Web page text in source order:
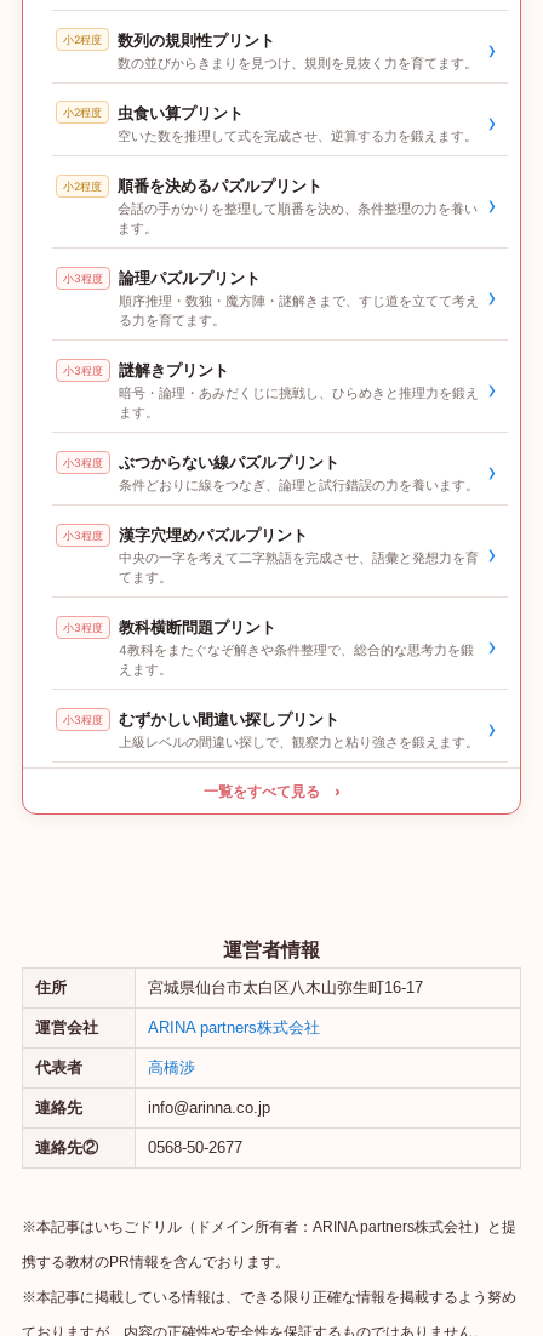
小2程度 数列の規則性プリント
数の並びからきまりを見つけ、規則を見抜く力を育てます。 ›
小2程度 虫食い算プリント
空いた数を推理して式を完成させ、逆算する力を鍛えます。 ›
小2程度 順番を決めるパズルプリント
会話の手がかりを整理して順番を決め、条件整理の力を養い
ます。
›
小3程度 論理パズルプリント
順序推理・数独・魔方陣・謎解きまで、すじ道を立てて考え
る力を育てます。
›
小3程度 謎解きプリント
暗号・論理・あみだくじに挑戦し、ひらめきと推理力を鍛え
ます。
›
小3程度 ぶつからない線パズルプリント
条件どおりに線をつなぎ、論理と試行錯誤の力を養います。 ›
小3程度 漢字穴埋めパズルプリント
中央の一字を考えて二字熟語を完成させ、語彙と発想力を育
てます。
›
小3程度 教科横断問題プリント
4教科をまたぐなぞ解きや条件整理で、総合的な思考力を鍛
えます。
›
小3程度 むずかしい間違い探しプリント
上級レベルの間違い探しで、観察力と粘り強さを鍛えます。 ›
一覧をすべて見る ›
運営者情報
住所 宮城県仙台市太白区八木山弥生町16-17
運営会社 ARINA partners株式会社
代表者 高橋渉
連絡先 info@arinna.co.jp
連絡先② 0568-50-2677
※本記事はいちごドリル（ドメイン所有者：ARINA partners株式会社）と提
携する教材のPR情報を含んでおります。
※本記事に掲載している情報は、できる限り正確な情報を掲載するよう努め